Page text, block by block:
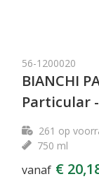
56-1200020
BIANCHI
Particular
261 op
750 ml
vanaf €